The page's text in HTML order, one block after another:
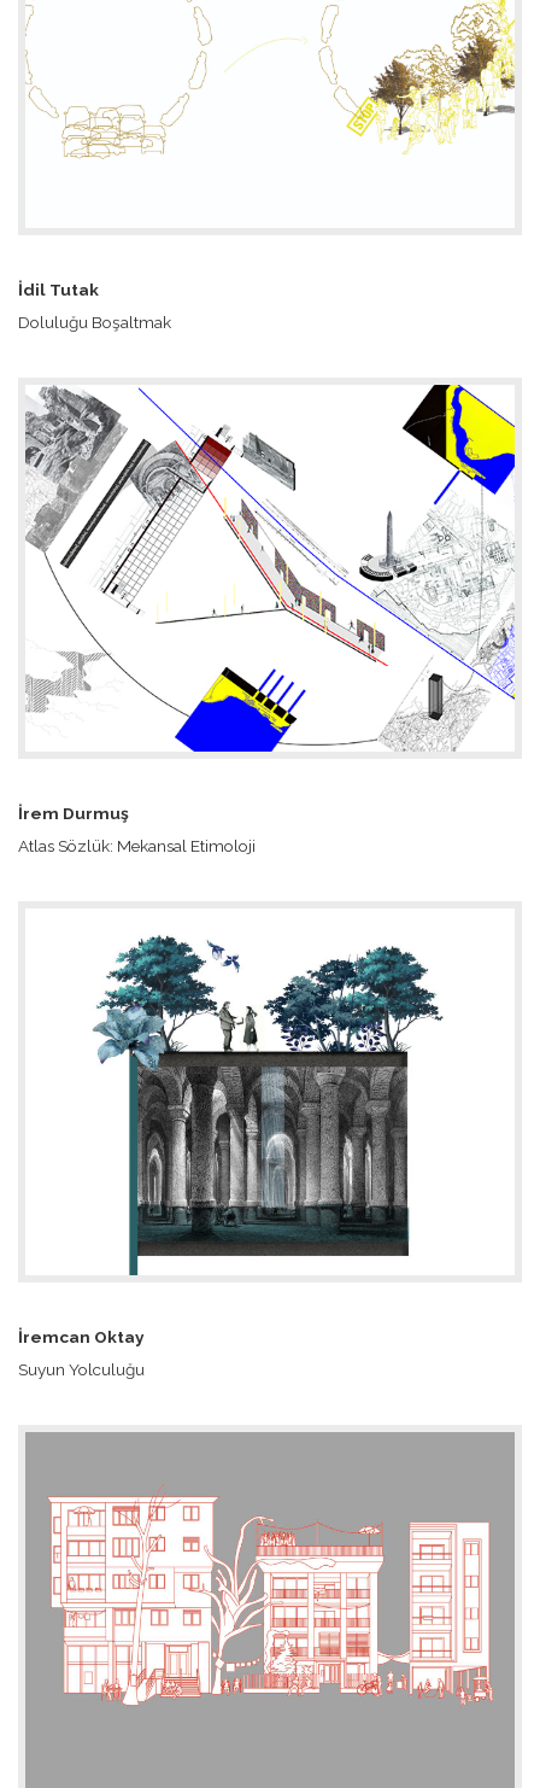
İdil Tutak
Doluluğu Boşaltmak
İrem Durmuş
Atlas Sözlük: Mekansal Etimoloji
İremcan Oktay
Suyun Yolculuğu